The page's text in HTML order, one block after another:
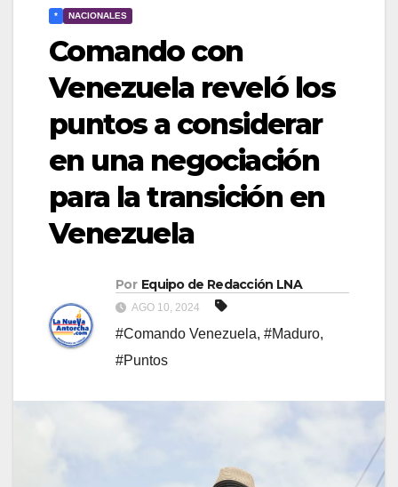
* NACIONALES
Comando con
Venezuela reveló los
puntos a considerar
en una negociación
para la transición en
Venezuela
Por Equipo de Redacción LNA
AGO 10, 2024
#Comando Venezuela, #Maduro,
#Puntos